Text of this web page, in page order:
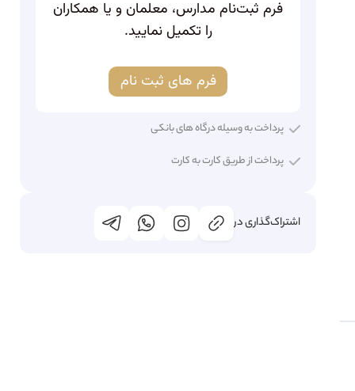
فرم ثبت‌نام مدارس، معلمان و یا همکاران
را تکمیل نمایید.
فرم های ثبت نام
پرداخت به وسیله درگاه های بانکی
پرداخت از طریق کارت به کارت
اشتراک‌گذاری در